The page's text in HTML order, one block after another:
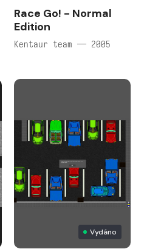
Race Go! - Normal
Edition
Kentaur team — 2005
Vydáno